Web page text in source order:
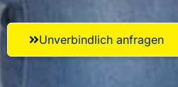
Unverbindlich anfragen